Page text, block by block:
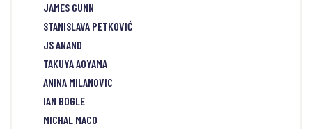
JAMES GUNN
STANISLAVA PETKOVIĆ
JS ANAND
TAKUYA AOYAMA
ANINA MILANOVIC
IAN BOGLE
MICHAL MACO